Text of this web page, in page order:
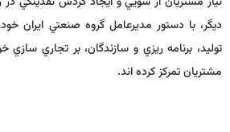
ديگر، با دستور مديرعامل گروه صنعتي ايران
توليد، برنامه ريزي و سازندگان، بر تجاري
مشتريان تمركز كرده اند.